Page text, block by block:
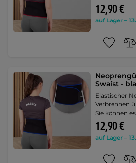
12,90 €
auf Lager –
Swaist -
Elastischer
Verbrennen
Sie können
12,90 €
auf Lager –